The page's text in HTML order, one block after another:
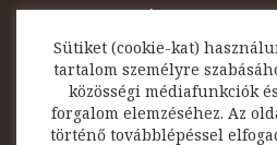
Menu
Pictures
Kontakt
Sütiket (cookie-kat)
tartalom személyre
közösségi médiafunkciók
forgalom elemzéséhez. Az
történő továbblépéssel